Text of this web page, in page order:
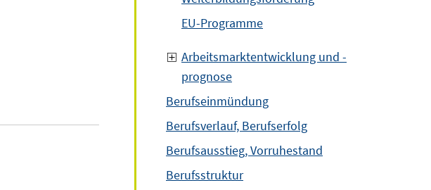
EU-Programme
Arbeitsmarktentwicklung und -
prognose
Berufseinmündung
Berufsverlauf, Berufserfolg
Berufsausstieg, Vorruhestand
Berufsstruktur